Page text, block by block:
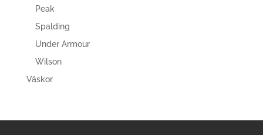
Peak
Spalding
Under Armour
Wilson
Väskor